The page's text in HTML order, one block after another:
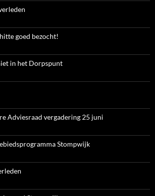
goed bezocht!
in het Dorpspunt
Adviesraad vergadering 25 juni
Stompwijk